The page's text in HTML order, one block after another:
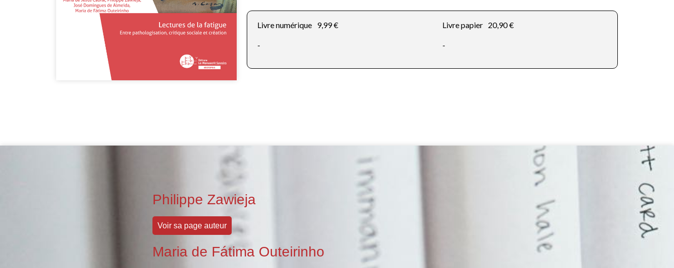
Livre numérique 9,99 €
-
Livre papier 20,90 €
-
Philippe Zawieja
Voir sa page auteur
Maria de Fátima Outeirinho